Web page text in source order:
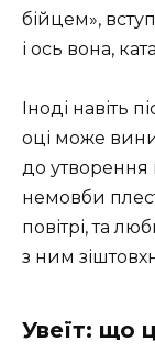
бійцем»,
і ось вона,
Іноді навіть
оці може
до утворення
немовби
повітрі, та
з ним
Увеїт: що